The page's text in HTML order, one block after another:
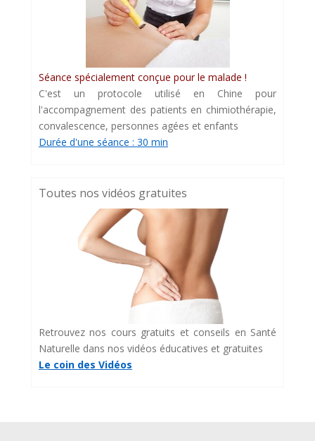
Séance spécialement conçue pour le malade !
C'est un protocole utilisé en Chine pour
l'accompagnement des patients en chimiothérapie,
convalescence, personnes agées et enfants
Durée d'une séance : 30 min
Toutes nos vidéos gratuites
Retrouvez nos cours gratuits et conseils en Santé
Naturelle dans nos vidéos éducatives et gratuites
Le coin des Vidéos